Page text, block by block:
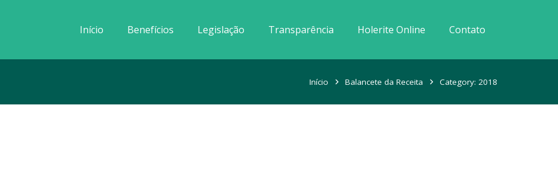
Início Benefícios Legislação Transparência Holerite Online Contato
Início Balancete da Receita Category: 2018